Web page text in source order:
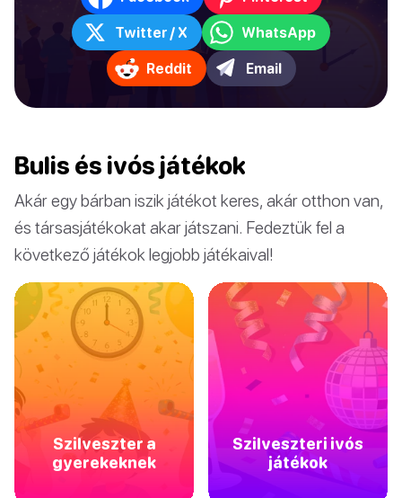
Twitter / X WhatsApp
Reddit Email
Bulis és ivós játékok
Akár egy bárban iszik játékot keres, akár otthon van,
és társasjátékokat akar játszani. Fedeztük fel a
következő játékok legjobb játékaival!
Szilveszter a
gyerekeknek
Szilveszteri ivós
játékok